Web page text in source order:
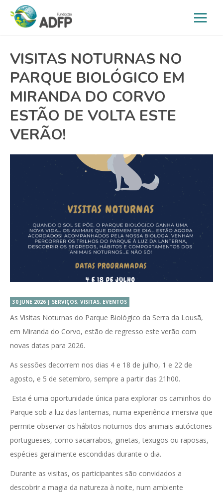
VISITAS NOTURNAS NO
PARQUE BIOLÓGICO EM
MIRANDA DO CORVO
ESTÃO DE VOLTA ESTE
VERÃO!
30 JUNE 2026 | SERVIÇOS, VISITAS, EVENTOS
As Visitas Noturnas do Parque Biológico da Serra da Lousã,
em Miranda do Corvo, estão de regresso este verão com
novas datas para 2026.
As sessões decorrem nos dias 4 e 18 de julho, 1 e 22 de
agosto, e 5 de setembro, sempre a partir das 21h00.
Esta é uma oportunidade única para explorar os caminhos do
Parque sob a luz das lanternas, numa experiência imersiva que
permite observar os hábitos noturnos dos animais autóctones
portugueses, como sacarrabos, ginetas, texugos ou raposas,
espécies geralmente escondidas durante o dia.
Durante as visitas, os participantes são convidados a
descobrir a magia da natureza à noite, num ambiente